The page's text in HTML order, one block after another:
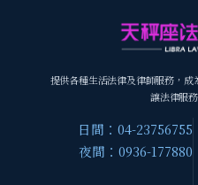
提供各種生活法律及律師服務，成
讓法律服
日間：04-23756755
夜間：0936-177880